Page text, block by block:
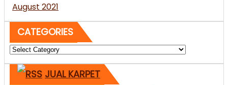
August 2021
CATEGORIES
Categories
JUAL KARPET